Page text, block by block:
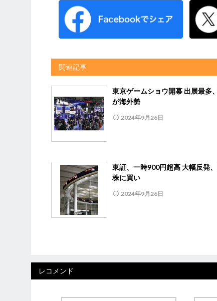
関連記事
東京ゲームショウ開幕 出展最多
が海外勢
2024年9月26日
東証、一時900円超高 大幅反発
株に買い
2024年9月26日
レコメンド